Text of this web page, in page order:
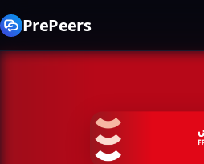
PrePeers